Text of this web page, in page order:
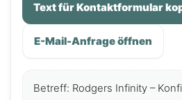
Text für Kontaktformular
E-Mail-Anfrage öffnen
Betreff: Rodgers Infinity –